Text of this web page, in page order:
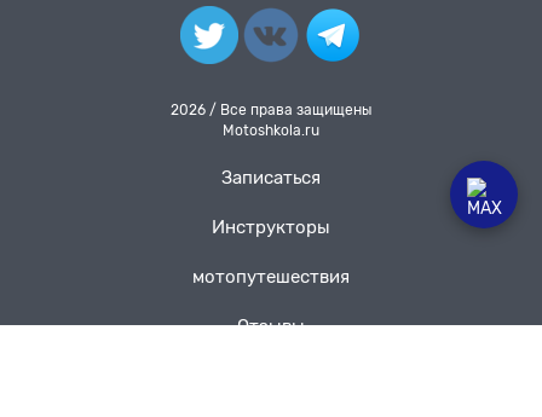
2026 / Все права защищены
Motoshkola.ru
Записаться
Инструкторы
мотопутешествия
Отзывы